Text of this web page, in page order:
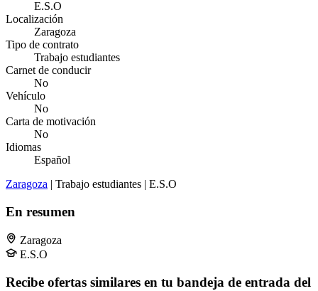
E.S.O
Localización
Zaragoza
Tipo de contrato
Trabajo estudiantes
Carnet de conducir
No
Vehículo
No
Carta de motivación
No
Idiomas
Español
Zaragoza | Trabajo estudiantes | E.S.O
En resumen
Zaragoza
E.S.O
Recibe ofertas similares en tu bandeja de entrada del